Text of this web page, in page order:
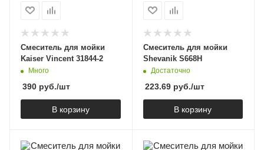
Cмеситель для мойки
Kaiser Vincent 31844-2
Много
390 руб./шт
В корзину
Смеситель для мойки
Shevanik S668H
Достаточно
223.69руб./шт
В корзину